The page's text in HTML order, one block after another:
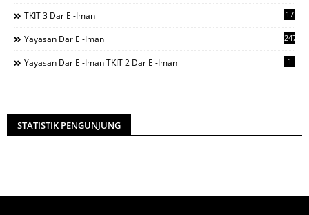
TKIT 3 Dar El-Iman 17
Yayasan Dar El-Iman 247
Yayasan Dar El-Iman TKIT 2 Dar El-Iman 1
STATISTIK PENGUNJUNG